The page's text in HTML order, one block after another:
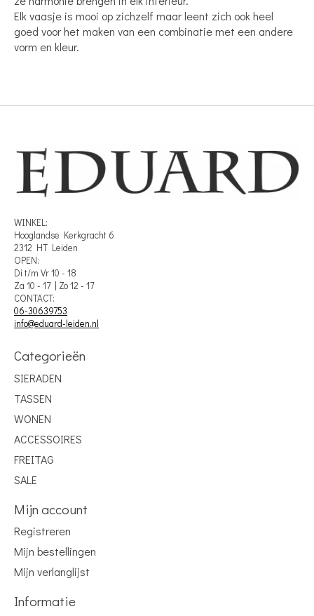
Elk vaasje is mooi op zichzelf maar leent zich ook heel
goed voor het maken van een combinatie met een andere
vorm en kleur.
WINKEL:
Hooglandse Kerkgracht 6
2312 HT Leiden
OPEN:
Di t/m Vr 10 - 18
Za 10 - 17 | Zo 12 - 17
CONTACT:
06-30639753
info@eduard-leiden.nl
Categorieën
SIERADEN
TASSEN
WONEN
ACCESSOIRES
FREITAG
SALE
Mijn account
Registreren
Mijn bestellingen
Mijn verlanglijst
Informatie